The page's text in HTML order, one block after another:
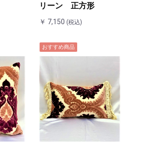
リーン 正方形
￥ 7,150 (税込)
おすすめ商品